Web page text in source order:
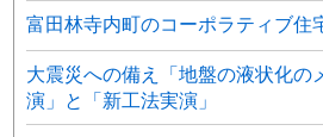
富田林寺内町のコーポラティブ住
大震災への備え「地盤の液状化の
演」と「新工法実演」